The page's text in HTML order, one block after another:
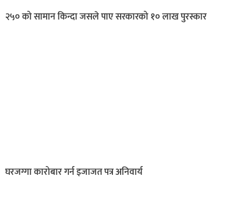
२५० को सामान किन्दा जसले पाए सरकारको १० लाख पुरस्कार
घरजग्गा कारोबार गर्न इजाजत पत्र अनिवार्य